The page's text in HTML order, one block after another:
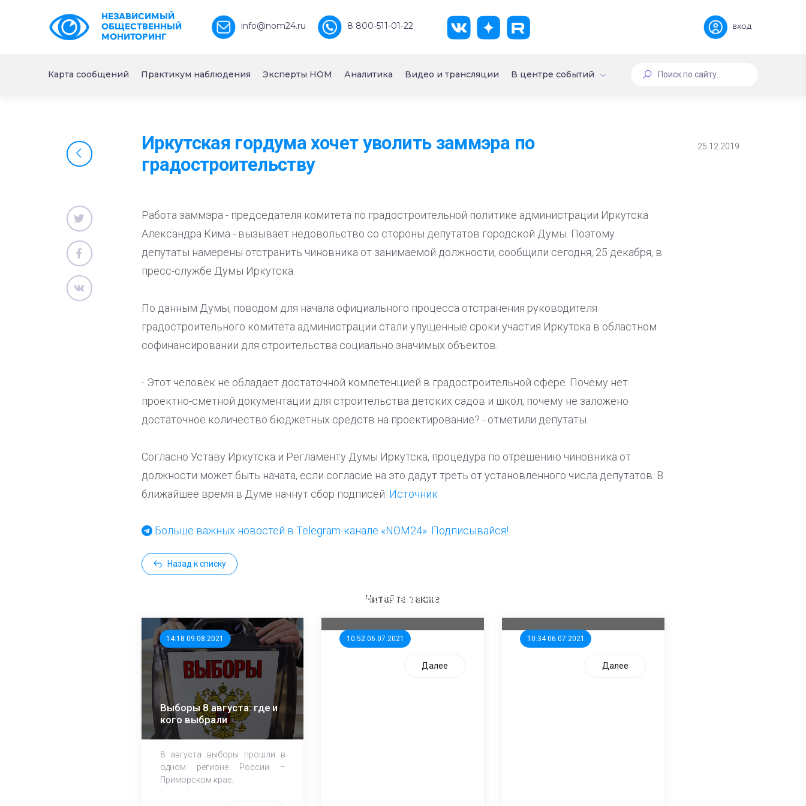
НЕЗАВИСИМЫЙ
ОБЩЕСТВЕННЫЙ
МОНИТОРИНГ
info@nom24.ru 8 800-511-01-22 вход
Карта сообщений Практикум наблюдения Эксперты НОМ Аналитика Видео и трансляции В центре событий
Иркутская гордума хочет уволить заммэра по
градостроительству
25.12.2019
Работа заммэра - председателя комитета по градостроительной политике администрации Иркутска
Александра Кима - вызывает недовольство со стороны депутатов городской Думы. Поэтому
депутаты намерены отстранить чиновника от занимаемой должности, сообщили сегодня, 25 декабря, в
пресс-службе Думы Иркутска.
По данным Думы, поводом для начала официального процесса отстранения руководителя
градостроительного комитета администрации стали упущенные сроки участия Иркутска в областном
софинансировании для строительства социально значимых объектов.
- Этот человек не обладает достаточной компетенцией в градостроительной сфере. Почему нет
проектно-сметной документации для строительства детских садов и школ, почему не заложено
достаточное количество бюджетных средств на проектирование? - отметили депутаты.
Согласно Уставу Иркутска и Регламенту Думы Иркутска, процедура по отрешению чиновника от
должности может быть начата, если согласие на это дадут треть от установленного числа депутатов. В
ближайшее время в Думе начнут сбор подписей. Источник
Больше важных новостей в Telegram-канале «NOM24». Подписывайся!
Назад к списку
Читайте также
14:18 09.08.2021
Выборы 8 августа: где и
кого выбрали
8 августа выборы прошли в
одном регионе России –
Приморском крае.
10:52 06.07.2021
единого перевозчика для
Далее
10:34 06.07.2021
Далее